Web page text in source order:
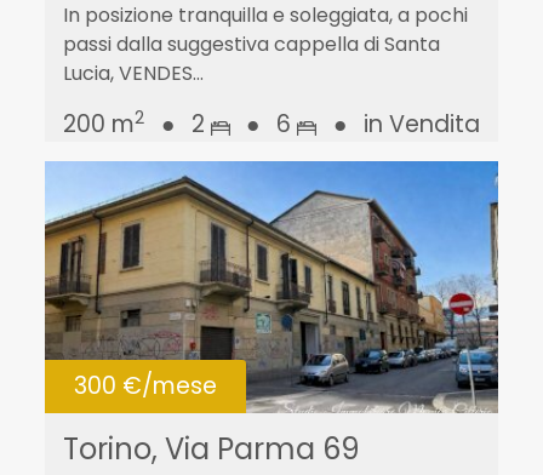
In posizione tranquilla e soleggiata, a pochi
passi dalla suggestiva cappella di Santa
Lucia, VENDES...
200 m2 ● 2 ● 6 ● in Vendita
300 €/mese
Torino, Via Parma 69